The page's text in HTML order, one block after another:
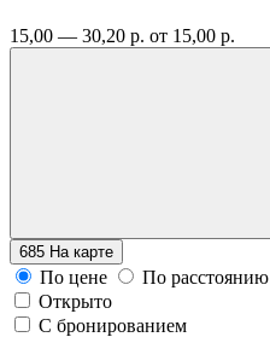
15,00 — 30,20 р. от 15,00 р.
685 На карте
По цене
По расстоянию
Открыто
С бронированием